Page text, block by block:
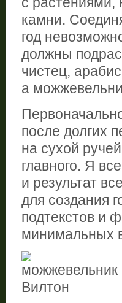
камни.
год
должны
чистец,
а
после долгих
на сухой
главного. Я
и результат
для создания
подтекстов и
минимальных